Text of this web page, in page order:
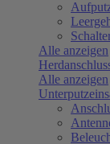
Alle anzeigen
Alle anzeigen